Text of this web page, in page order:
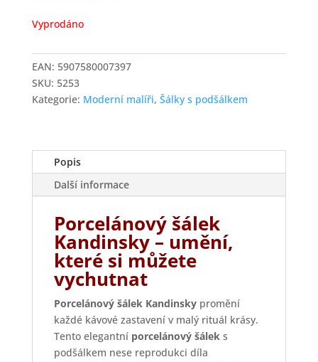
Vyprodáno
EAN: 5907580007397
SKU: 5253
Kategorie: Moderní malíři, Šálky s podšálkem
Popis
Další informace
Porcelánový šálek
Kandinsky – umění,
které si můžete
vychutnat
Porcelánový šálek Kandinskypromění
každé kávové zastavení v malý rituál krásy.
Tento elegantní porcelánový šáleks
podšálkem nese reprodukci díla